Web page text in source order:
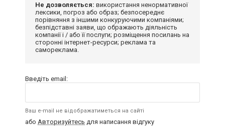
Не дозволяється: використання ненормативної
лексики, погроз або образ; безпосереднє
порівняння з іншими конкуруючими компаніями;
безпідставні заяви, що ображають діяльність
компанії і / або її послуги; розміщення посилань на
сторонні інтернет-ресурси; реклама та
самореклама.
Введіть email:
Ваш e-mail не відображатиметься на сайті
або Авторизуйтесь для написання відгуку